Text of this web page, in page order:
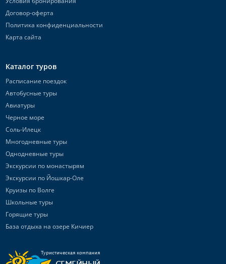
Договор-оферта
Политика конфиденциальности
Карта сайта
Каталог туров
Расписание поездок
Автобусные туры
Авиатуры
Черное море
Соль-Илецк
Многодневные туры
Однодневные туры
Экскурсии по монастырям
Экскурсии по Йошкар-Оле
Круизы по Волге
Школьные туры
Горящие туры
База отдыха на озере Кичиер
Туристическая компания